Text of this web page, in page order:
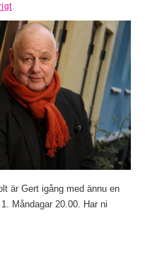
är Gert igång med ännu en
Måndagar 20.00. Har ni